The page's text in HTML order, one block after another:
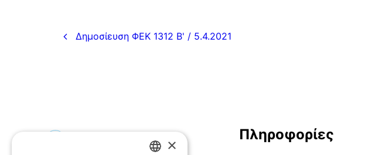
Δημοσίευση ΦΕΚ 1312 Β' / 5.4.2021
Πληροφορίες
×